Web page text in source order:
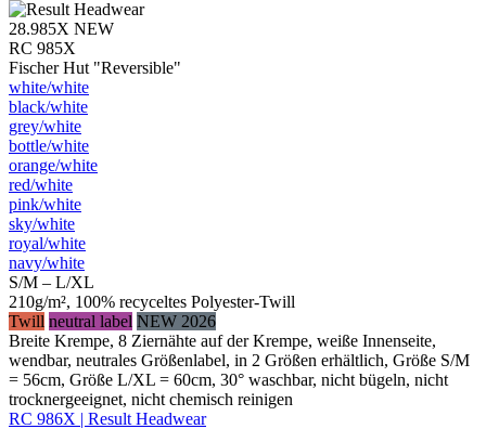
28.985X NEW
RC 985X
Fischer Hut "Reversible"
white/​white
black/​white
grey/​white
bottle/​white
orange/​white
red/​white
pink/​white
sky/​white
royal/​white
navy/​white
S/M – L/XL
210g/m², 100% recyceltes Polyester-Twill
Twill neutral label NEW 2026
Breite Krempe, 8 Ziernähte auf der Krempe, weiße Innenseite,
wendbar, neutrales Größenlabel, in 2 Größen erhältlich, Größe S/M
= 56cm, Größe L/XL = 60cm, 30° waschbar, nicht bügeln, nicht
trocknergeeignet, nicht chemisch reinigen
RC 986X | Result Headwear